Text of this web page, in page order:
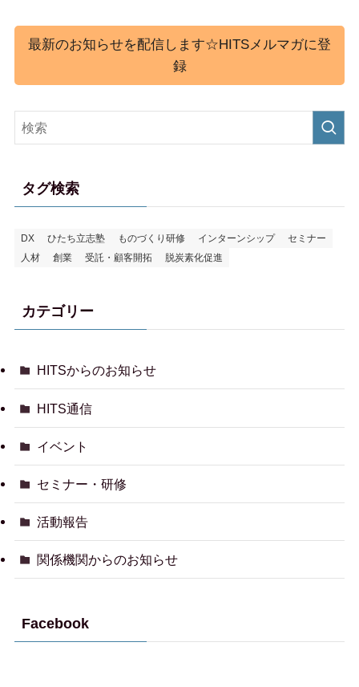
最新のお知らせを配信します☆HITSメルマガに登
録
タグ検索
DX ひたち立志塾 ものづくり研修 インターンシップ
セミナー
人材
創業 受託・顧客開拓 脱炭素化促進
カテゴリー
HITSからのお知らせ
HITS通信
イベント
セミナー・研修
活動報告
関係機関からのお知らせ
Facebook